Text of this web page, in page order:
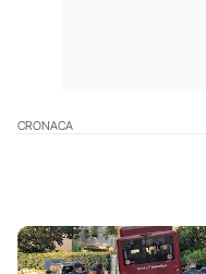
CRONACA